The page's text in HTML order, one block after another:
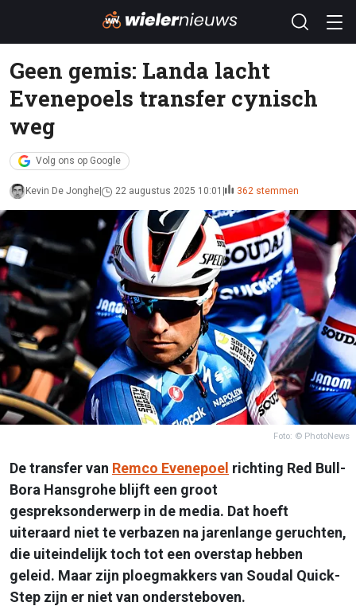
Geen gemis: Landa lacht
Evenepoels transfer cynisch
weg
Volg ons op Google
Kevin De Jonghe 22 augustus 2025 10:01 362 stemmen
Foto: © PhotoNews
De transfer van Remco Evenepoel richting Red Bull-
Bora Hansgrohe blijft een groot
gespreksonderwerp in de media. Dat hoeft
uiteraard niet te verbazen na jarenlange geruchten,
die uiteindelijk toch tot een overstap hebben
geleid. Maar zijn ploegmakkers van Soudal Quick-
Step zijn er niet van ondersteboven.